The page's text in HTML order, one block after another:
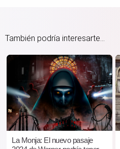
También podría interesarte...
La Monja: El nuevo pasaje